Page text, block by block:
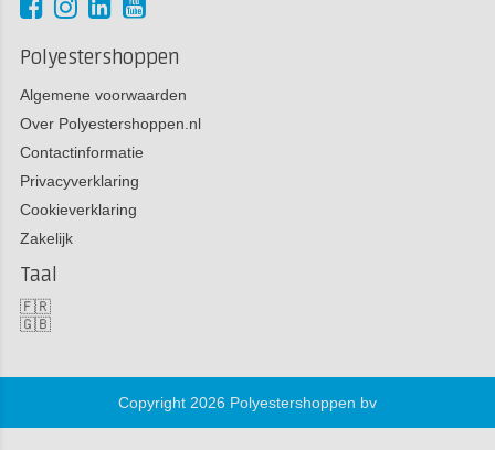
Polyestershoppen
Algemene voorwaarden
Over Polyestershoppen.nl
Contactinformatie
Privacyverklaring
Cookieverklaring
Zakelijk
Taal
🇫🇷
🇬🇧
Copyright 2026 Polyestershoppen bv